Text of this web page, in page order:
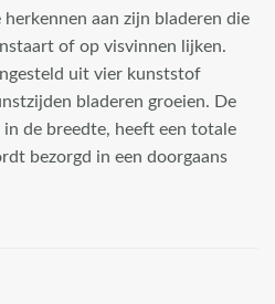
aan zijn bladeren die
of op visvinnen lijken.
uit vier kunststof
bladeren groeien. De
de breedte, heeft een totale
bezorgd in een doorgaans